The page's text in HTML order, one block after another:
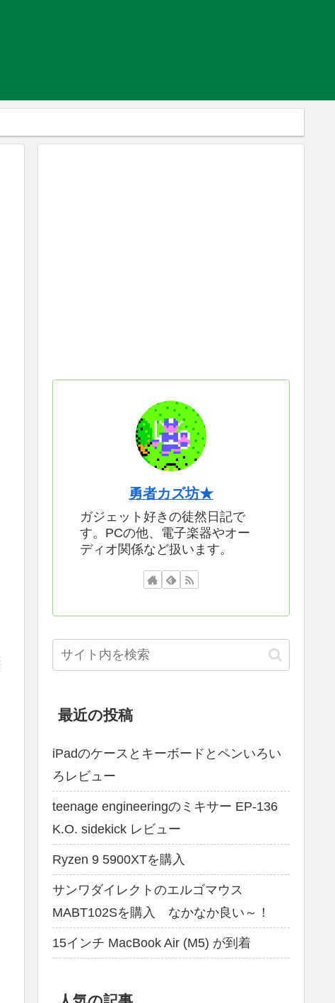
勇者カズ坊★
ガジェット好きの徒然日記で
す。PCの他、電子楽器やオー
ディオ関係など扱います。
最近の投稿
iPadのケースとキーボードとペンいろい
ろレビュー
teenage engineeringのミキサー EP-136
K.O. sidekick レビュー
Ryzen 9 5900XTを購入
サンワダイレクトのエルゴマウス
MABT102Sを購入 なかなか良い～！
15インチ MacBook Air (M5) が到着